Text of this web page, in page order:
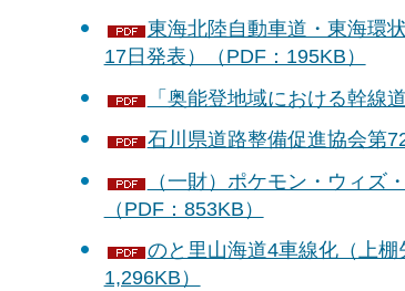
東海北陸自動車道・東海環
17日発表）（PDF：195KB）
「奥能登地域における幹線
石川県道路整備促進協会第
（一財）ポケモン・ウィズ
（PDF：853KB）
のと里山海道4車線化（上
1,296KB）